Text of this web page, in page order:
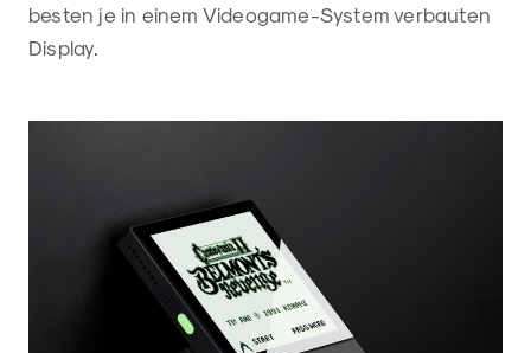
besten je in einem Videogame-System verbauten
Display.